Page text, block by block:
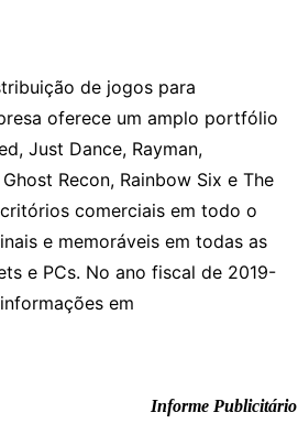
de jogos para
oferece um amplo portfólio
Just Dance, Rayman,
Recon, Rainbow Six e The
comerciais em todo o
e memoráveis em todas as
e PCs. No ano fiscal de 2019-
em
Informe Publicitário